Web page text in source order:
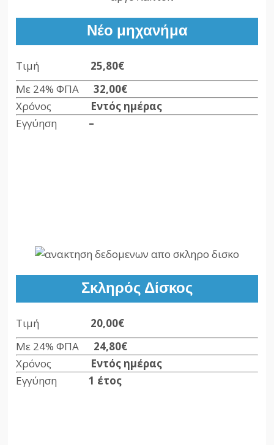
Νέο μηχανήμα
Τιμή 25,80€
Με 24% ΦΠΑ32,00€
Χρόνος Εντός ημέρας
Εγγύηση –
Σκληρός Δίσκος
Τιμή 20,00€
Με 24% ΦΠΑ 24,80€
Χρόνος Εντός ημέρας
Εγγύηση1 έτος